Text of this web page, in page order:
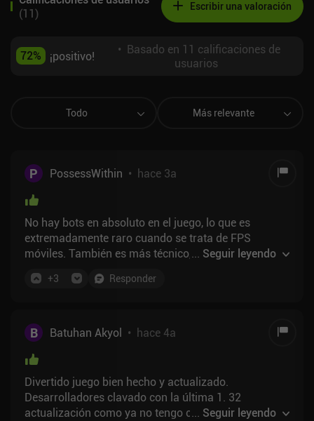
(11) Escribir una valoración
72% ¡positivo! • Basado en 11 calificaciones de
usuarios
Todo Más relevante
P PossessWithin • hace 3a
No hay bots en absoluto en el juego, lo que es
extremadamente raro cuando se trata de FPS
móviles. También es más técnico, parecido al csgo
nada precisa). Lo recomiendo encarecidamente
... Seguir leyendo
+3 Responder
B Batuhan Akyol • hace 4a
Divertido juego bien hecho y actualizado.
Desarrolladores clavado con la última 1. 32
actualización como ya no tengo caídas de
... Seguir leyendo